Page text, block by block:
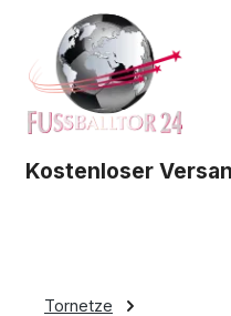
Zum Hauptinhalt springen
Kostenloser
Tornetze